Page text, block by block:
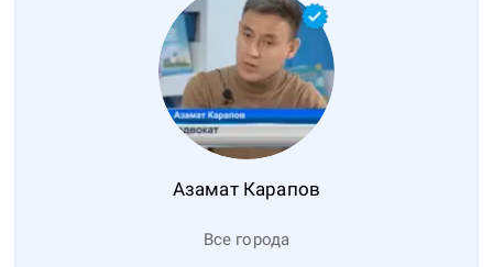
Азамат Карапов
Все города